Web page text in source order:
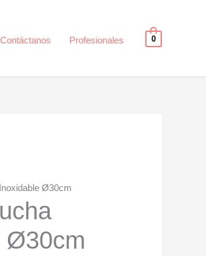
Contáctanos Profesionales 0
Ø30cm
Ø30cm